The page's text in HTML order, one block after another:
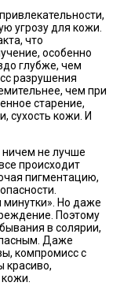
угрозу для кожи.
что
особенно
глубже, чем
разрушения
чем при
старение,
сухость кожи. И
ничем не лучше
происходит
пигментацию,
минутки». Но даже
Поэтому
в солярии,
Даже
компромисс с
красиво,